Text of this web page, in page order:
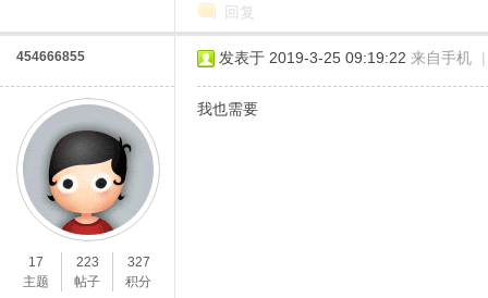
回复
454666855
17
主题
223
帖子
327
积分
发表于 2019-3-25 09:19:22 来自手机 |
我也需要